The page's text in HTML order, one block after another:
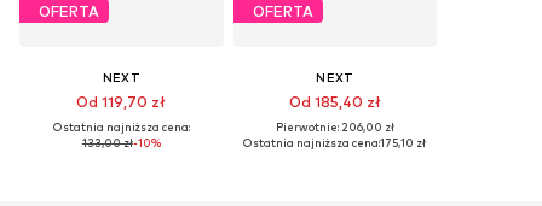
OFERTA
NEXT
Od 119,70 zł
Ostatnia najniższa cena:
133,00 zł-10%
OFERTA
NEXT
Od 185,40 zł
Pierwotnie: 206,00 zł
Ostatnia najniższa cena:175,10 zł